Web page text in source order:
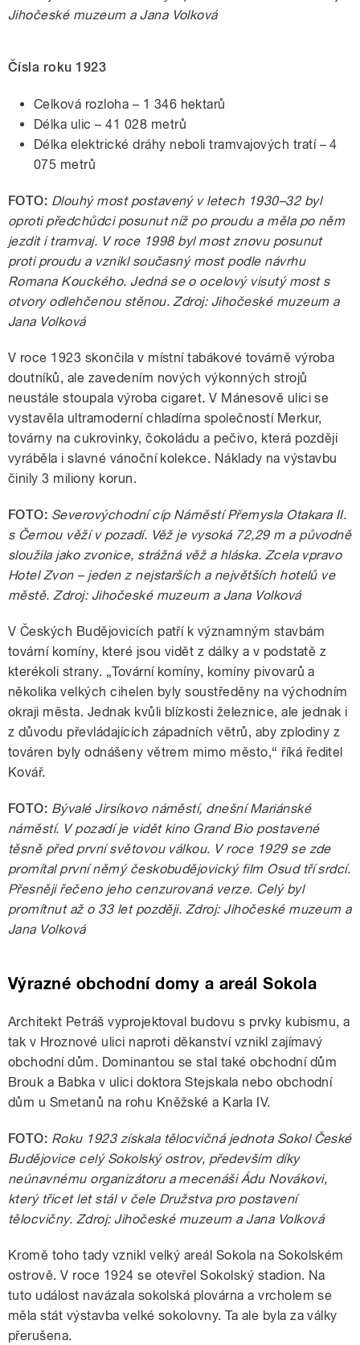
Jihočeské muzeum a Jana Volková
Čísla roku 1923
Celková rozloha – 1 346 hektarů
Délka ulic – 41 028 metrů
Délka elektrické dráhy neboli tramvajových tratí – 4
075 metrů
FOTO: Dlouhý most postavený v letech 1930–32 byl
oproti předchůdci posunut níž po proudu a měla po něm
jezdit i tramvaj. V roce 1998 byl most znovu posunut
proti proudu a vznikl současný most podle návrhu
Romana Kouckého. Jedná se o ocelový visutý most s
otvory odlehčenou stěnou. Zdroj: Jihočeské muzeum a
Jana Volková
V roce 1923 skončila v místní tabákové továrně výroba
doutníků, ale zavedením nových výkonných strojů
neustále stoupala výroba cigaret. V Mánesově ulici se
vystavěla ultramoderní chladírna společností Merkur,
továrny na cukrovinky, čokoládu a pečivo, která později
vyráběla i slavné vánoční kolekce. Náklady na výstavbu
činily 3 miliony korun.
FOTO: Severovýchodní cíp Náměstí Přemysla Otakara II.
s Černou věží v pozadí. Věž je vysoká 72,29 m a původně
sloužila jako zvonice, strážná věž a hláska. Zcela vpravo
Hotel Zvon – jeden z nejstarších a největších hotelů ve
městě. Zdroj: Jihočeské muzeum a Jana Volková
V Českých Budějovicích patří k významným stavbám
tovární komíny, které jsou vidět z dálky a v podstatě z
kterékoli strany. „Tovární komíny, komíny pivovarů a
několika velkých cihelen byly soustředěny na východním
okraji města. Jednak kvůli blízkosti železnice, ale jednak i
z důvodu převládajících západních větrů, aby zplodiny z
továren byly odnášeny větrem mimo město,“ říká ředitel
Kovář.
FOTO: Bývalé Jirsíkovo náměstí, dnešní Mariánské
náměstí. V pozadí je vidět kino Grand Bio postavené
těsně před první světovou válkou. V roce 1929 se zde
promítal první němý českobudějovický film Osud tří srdcí.
Přesněji řečeno jeho cenzurovaná verze. Celý byl
promítnut až o 33 let později. Zdroj: Jihočeské muzeum a
Jana Volková
Výrazné obchodní domy a areál Sokola
Architekt Petráš vyprojektoval budovu s prvky kubismu, a
tak v Hroznové ulici naproti děkanství vznikl zajímavý
obchodní dům. Dominantou se stal také obchodní dům
Brouk a Babka v ulici doktora Stejskala nebo obchodní
dům u Smetanů na rohu Kněžské a Karla IV.
FOTO: Roku 1923 získala tělocvičná jednota Sokol České
Budějovice celý Sokolský ostrov, především díky
neúnavnému organizátoru a mecenáši Ádu Novákovi,
který třicet let stál v čele Družstva pro postavení
tělocvičny. Zdroj: Jihočeské muzeum a Jana Volková
Kromě toho tady vznikl velký areál Sokola na Sokolském
ostrově. V roce 1924 se otevřel Sokolský stadion. Na
tuto událost navázala sokolská plovárna a vrcholem se
měla stát výstavba velké sokolovny. Ta ale byla za války
přerušena.